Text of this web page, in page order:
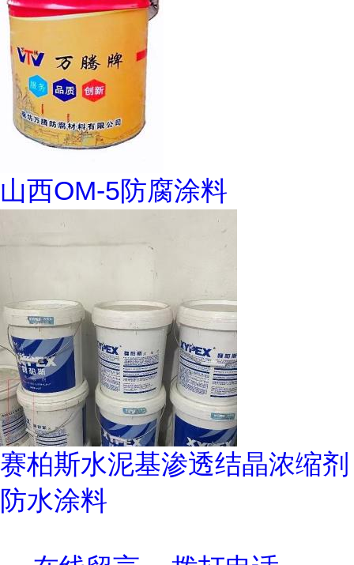
山西OM-5防腐涂料
赛柏斯水泥基渗透结晶浓缩剂
防水涂料